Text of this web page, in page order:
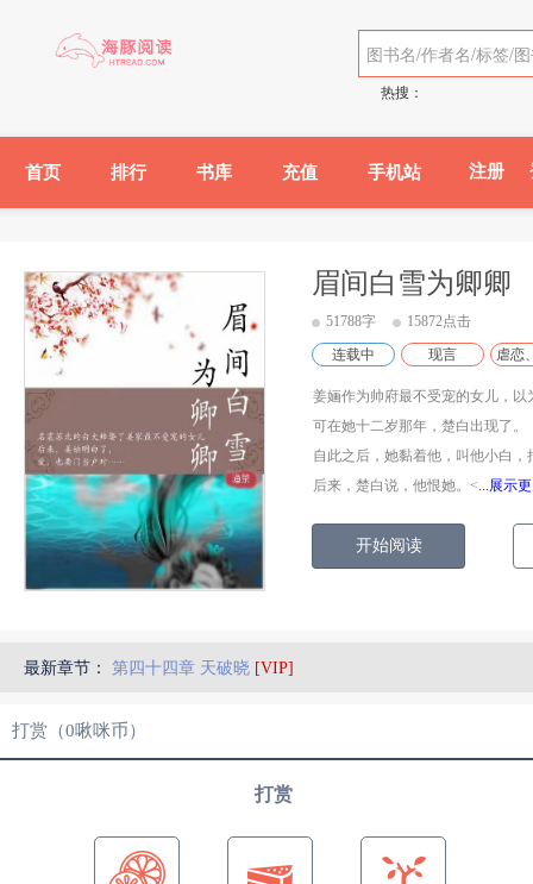
热搜：
首页 排行 书库 充值 手机站 注册
眉间白雪为卿卿
51788字
15872点击
连载中
现言 虐恋
姜婳作为帅府最不受宠的女儿，
可在她十二岁那年，楚白出现了。
自此之后，她黏着他，叫他小白
后来，楚白说，他恨她。<...展示
开始阅读
最新章节： 第四十四章 天破晓 [VIP]
打赏（0啾咪币）
打赏